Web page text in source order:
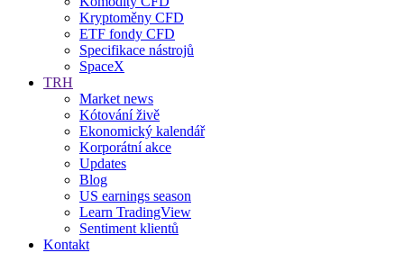
Kryptoměny CFD
ETF fondy CFD
Specifikace nástrojů
SpaceX
TRH
Market news
Kótování živě
Ekonomický kalendář
Korporátní akce
Updates
Blog
US earnings season
Learn TradingView
Sentiment klientů
Kontakt